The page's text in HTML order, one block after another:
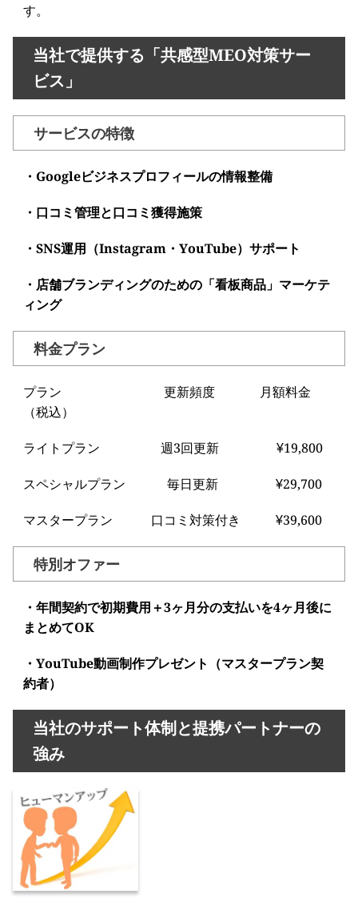
す。
当社で提供する「共感型MEO対策サー
ビス」
サービスの特徴
・Googleビジネスプロフィールの情報整備
・口コミ管理と口コミ獲得施策
・SNS運用（Instagram・YouTube）サポート
・店舗ブランディングのための「看板商品」マーケテ
ィング
料金プラン
プラン 更新頻度 月額料金
（税込）
ライトプラン 週3回更新 ¥19,800
スペシャルプラン 毎日更新 ¥29,700
マスタープラン 口コミ対策付き ¥39,600
特別オファー
・年間契約で初期費用＋3ヶ月分の支払いを4ヶ月後に
まとめてOK
・YouTube動画制作プレゼント（マスタープラン契
約者）
当社のサポート体制と提携パートナーの
強み